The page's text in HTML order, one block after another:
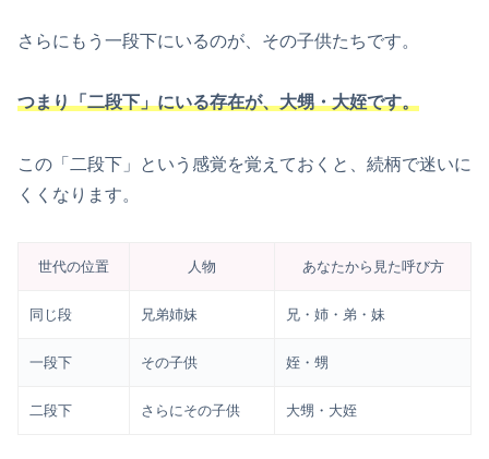
さらにもう一段下にいるのが、その子供たちです。
つまり「二段下」にいる存在が、大甥・大姪です。
この「二段下」という感覚を覚えておくと、続柄で迷いに
くくなります。
世代の位置 人物 あなたから見た呼び方
同じ段 兄弟姉妹 兄・姉・弟・妹
一段下 その子供 姪・甥
二段下 さらにその子供 大甥・大姪